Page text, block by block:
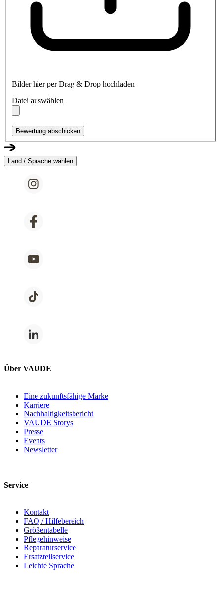
Bilder hier per Drag & Drop hochladen
Datei auswählen
Bewertung abschicken
Land / Sprache wählen
Über VAUDE
Eine zukunftsfähige Marke
Karriere
Nachhaltigkeitsbericht
VAUDE Storys
Presse
Events
Newsletter
Service
Kontakt
FAQ / Hilfebereich
Größentabelle
Pflegehinweise
Reparaturservice
Ersatzteilservice
Leichte Sprache